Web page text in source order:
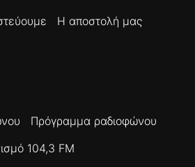
Η αποστολή μας
Πρόγραμμα ραδιοφώνου
104,3 FM